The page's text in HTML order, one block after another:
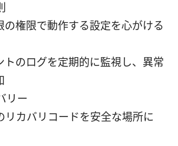
の権限で動作する設定を心がける
トのログを定期的に監視し、異常
リー
リカバリコードを安全な場所に